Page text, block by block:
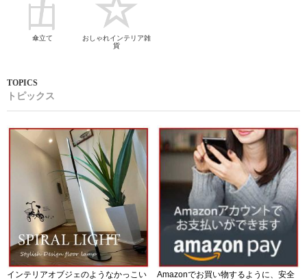
傘立て
おしゃれインテリア雑
貨
トピックス
インテリアオブジェのようなかっこい
Amazonでお買い物するように、安全